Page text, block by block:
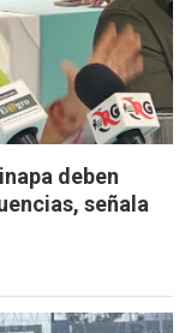
deben
señala